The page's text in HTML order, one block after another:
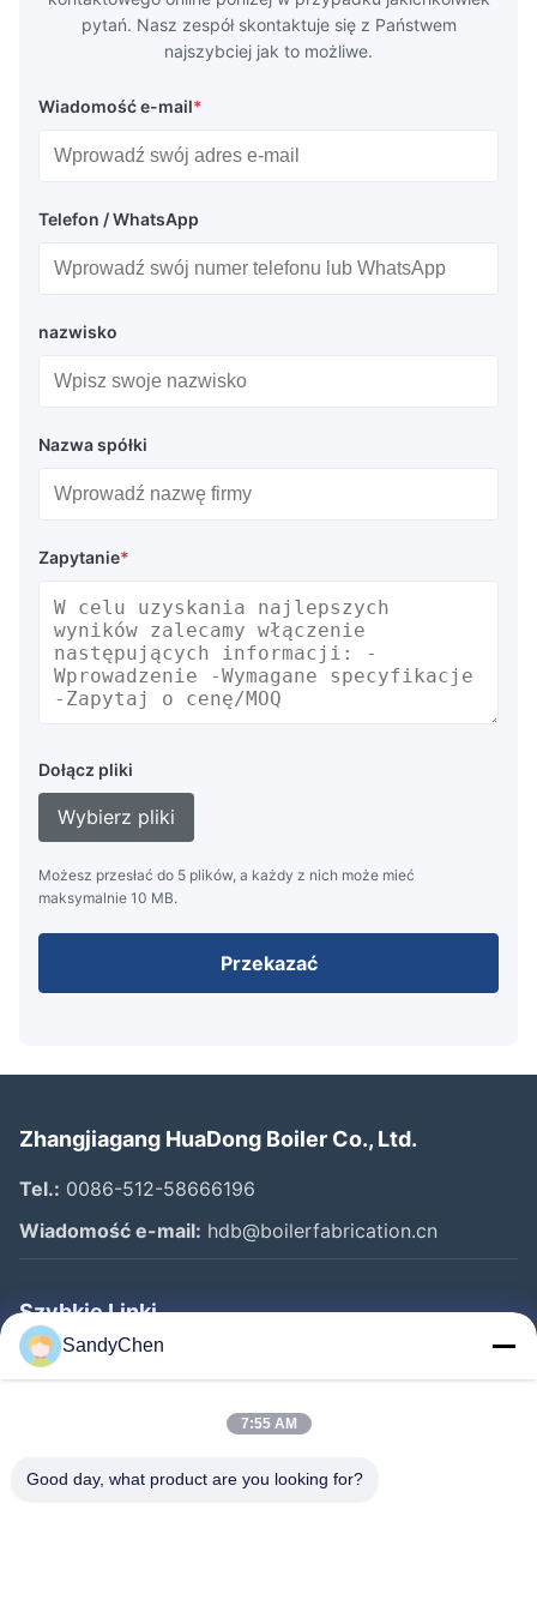
pytań. Nasz zespół skontaktuje się z Państwem
najszybciej jak to możliwe.
Wiadomość e-mail*
Telefon / WhatsApp
nazwisko
Nazwa spółki
Zapytanie*
Dołącz pliki
Wybierz pliki
Możesz przesłać do 5 plików, a każdy z nich może mieć
maksymalnie 10 MB.
Przekazać
Zhangjiagang HuaDong Boiler Co., Ltd.
Tel.: 0086-512-58666196
Wiadomość e-mail: hdb@boilerfabrication.cn
Szybkie Linki
Dom
O Nas
SandyChen
7:55 AM
Good day, what product are you looking for?